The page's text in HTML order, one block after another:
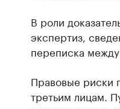
В роли
экспертиз,
переписка
Правовые риски
третьим лицам.